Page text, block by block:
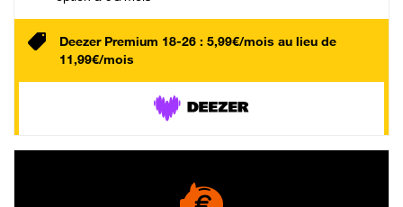
Deezer Premium 18-26 : 5,99€/mois au lieu de
11,99€/mois